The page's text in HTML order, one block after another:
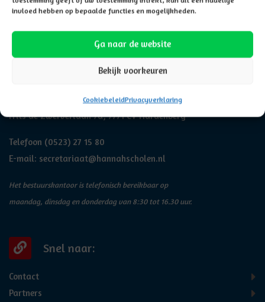
invloed hebben op bepaalde functies en mogelijkheden.
Ga naar de website
Bekijk voorkeuren
CookiebeleidPrivacyverklaring
Adresgegevens
Frits de Zwerverlaan 7a, 7771 CV Hardenberg
Telefoon (0523) 27 15 80
E-mail: secretariaat@hannahscholen.nl
Het bestuurskantoor is telefonisch bereikbaar op
maandag, dinsdag en donderdag van 8:30 tot 16.30 uur.
Snel naar:
Contact
Partners